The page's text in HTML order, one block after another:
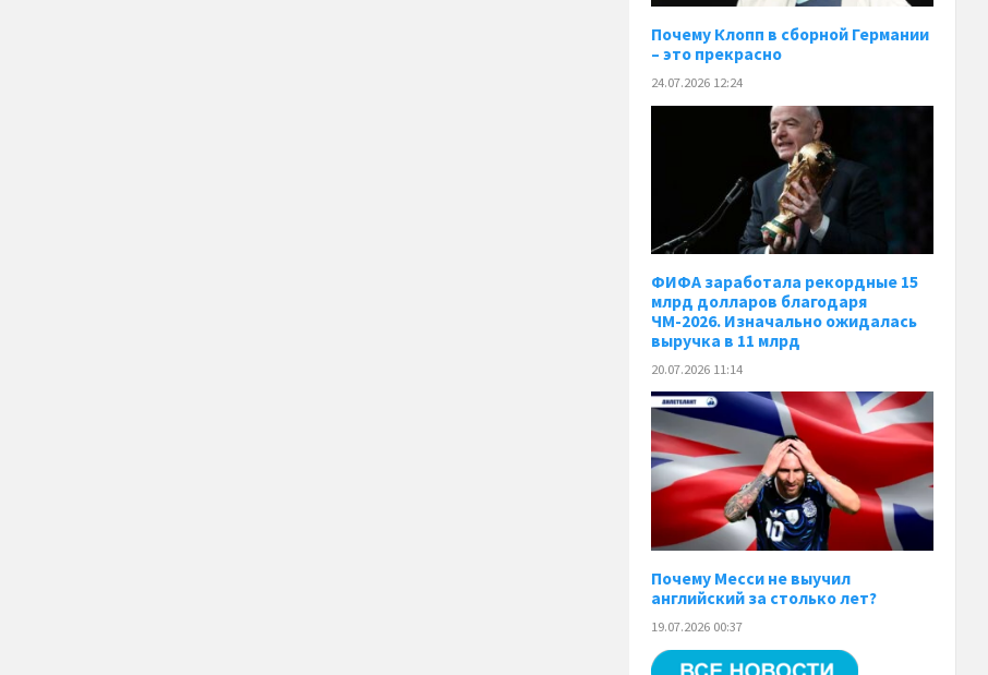
Почему Клопп в сборной Германии
– это прекрасно
24.07.2026 12:24
ФИФА заработала рекордные 15
млрд долларов благодаря
ЧМ-2026. Изначально ожидалась
выручка в 11 млрд
20.07.2026 11:14
Почему Месси не выучил
английский за столько лет?
19.07.2026 00:37